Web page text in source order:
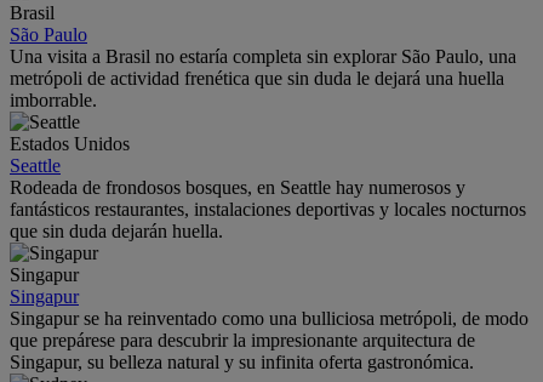
Brasil
São Paulo
Una visita a Brasil no estaría completa sin explorar São Paulo, una
metrópoli de actividad frenética que sin duda le dejará una huella
imborrable.
Estados Unidos
Seattle
Rodeada de frondosos bosques, en Seattle hay numerosos y
fantásticos restaurantes, instalaciones deportivas y locales nocturnos
que sin duda dejarán huella.
Singapur
Singapur
Singapur se ha reinventado como una bulliciosa metrópoli, de modo
que prepárese para descubrir la impresionante arquitectura de
Singapur, su belleza natural y su infinita oferta gastronómica.